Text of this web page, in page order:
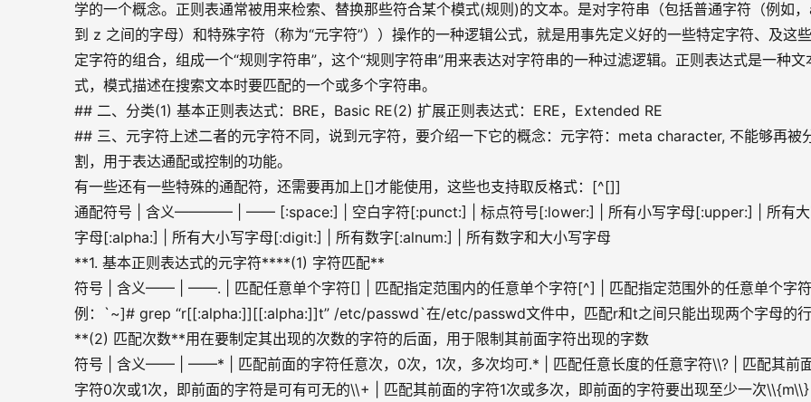
学的一个概念。正则表通常被用来检索、替换那些符合某个模式(规则)的文本。是对字符串（包括普通字符（例如
到 z 之间的字母）和特殊字符（称为“元字符”））操作的一种逻辑公式，就是用事先定义好的一些特定字符、及这
定字符的组合，组成一个“规则字符串”，这个“规则字符串”用来表达对字符串的一种过滤逻辑。正则表达式是一种文
式，模式描述在搜索文本时要匹配的一个或多个字符串。
## 二、分类(1) 基本正则表达式：BRE，Basic RE(2) 扩展正则表达式：ERE，Extended RE
## 三、元字符上述二者的元字符不同，说到元字符，要介绍一下它的概念：元字符：meta character, 不能够再被
割，用于表达通配或控制的功能。
有一些还有一些特殊的通配符，还需要再加上[]才能使用，这些也支持取反格式：[^[]]
通配符号 | 含义———— | —— [:space:] | 空白字符[:punct:] | 标点符号[:lower:] | 所有小写字母[:upper:] | 所有大
字母[:alpha:] | 所有大小写字母[:digit:] | 所有数字[:alnum:] | 所有数字和大小写字母
**1. 基本正则表达式的元字符****(1) 字符匹配**
符号 | 含义—— | ——. | 匹配任意单个字符[] | 匹配指定范围内的任意单个字符[^] | 匹配指定范围外的任意单个字
例：`~]# grep “r[[:alpha:]][[:alpha:]]t” /etc/passwd`在/etc/passwd文件中，匹配r和t之间只能出现两个字母的行
**(2) 匹配次数**用在要制定其出现的次数的字符的后面，用于限制其前面字符出现的字数
符号 | 含义—— | ——* | 匹配前面的字符任意次，0次，1次，多次均可.* | 匹配任意长度的任意字符\\? | 匹配其前
字符0次或1次，即前面的字符是可有可无的\\+ | 匹配其前面的字符1次或多次，即前面的字符要出现至少一次\\{m\\} |